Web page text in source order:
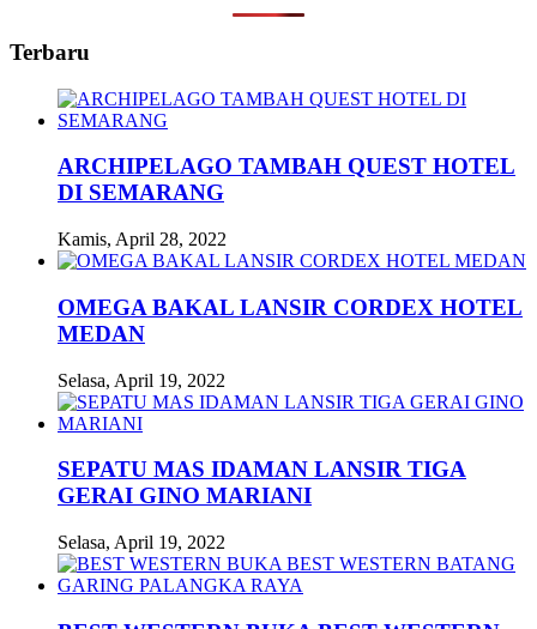
Terbaru
ARCHIPELAGO TAMBAH QUEST HOTEL
DI SEMARANG
Kamis, April 28, 2022
OMEGA BAKAL LANSIR CORDEX HOTEL
MEDAN
Selasa, April 19, 2022
SEPATU MAS IDAMAN LANSIR TIGA
GERAI GINO MARIANI
Selasa, April 19, 2022